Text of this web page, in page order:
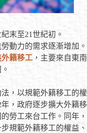
末至21世紀初。
動力的需求逐漸增加。
外籍移工 ，主要來自東南
，以規範外籍移工的權
，政府逐步擴大外籍移
勞工來台工作。同年，
規範外籍移工的權益、